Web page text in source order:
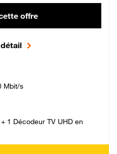
offre
Mbit/s
1 Décodeur TV UHD en